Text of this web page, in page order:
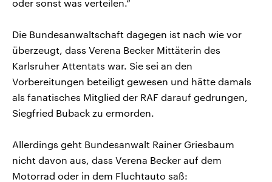
oder sonst was verteilen.“
Die Bundesanwaltschaft dagegen ist nach wie vor
überzeugt, dass Verena Becker Mittäterin des
Karlsruher Attentats war. Sie sei an den
Vorbereitungen beteiligt gewesen und hätte damals
als fanatisches Mitglied der RAF darauf gedrungen,
Siegfried Buback zu ermorden.
Allerdings geht Bundesanwalt Rainer Griesbaum
nicht davon aus, dass Verena Becker auf dem
Motorrad oder in dem Fluchtauto saß: